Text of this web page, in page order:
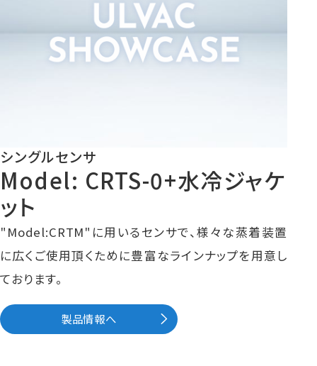
シングルセンサ
Model: CRTS-0+水冷ジャケ
ット
"Model:CRTM"に用いるセンサで、様々な蒸着装置
に広くご使用頂くために豊富なラインナップを用意し
ております。
製品情報へ